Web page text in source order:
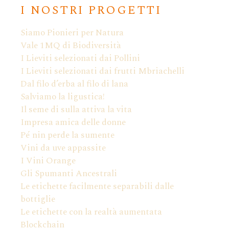
I NOSTRI PROGETTI
Siamo Pionieri per Natura
Vale 1MQ di Biodiversità
I Lieviti selezionati dai Pollini
I Lieviti selezionati dai frutti Mbriachelli
Dal filo d’erba al filo di lana
Salviamo la ligustica!
Il seme di sulla attiva la vita
Impresa amica delle donne
Pé nin perde la sumente
Vini da uve appassite
I Vini Orange
Gli Spumanti Ancestrali
Le etichette facilmente separabili dalle
bottiglie
Le etichette con la realtà aumentata
Blockchain